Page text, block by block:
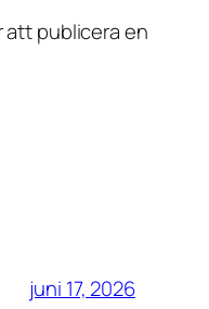
att publicera en
juni 17, 2026